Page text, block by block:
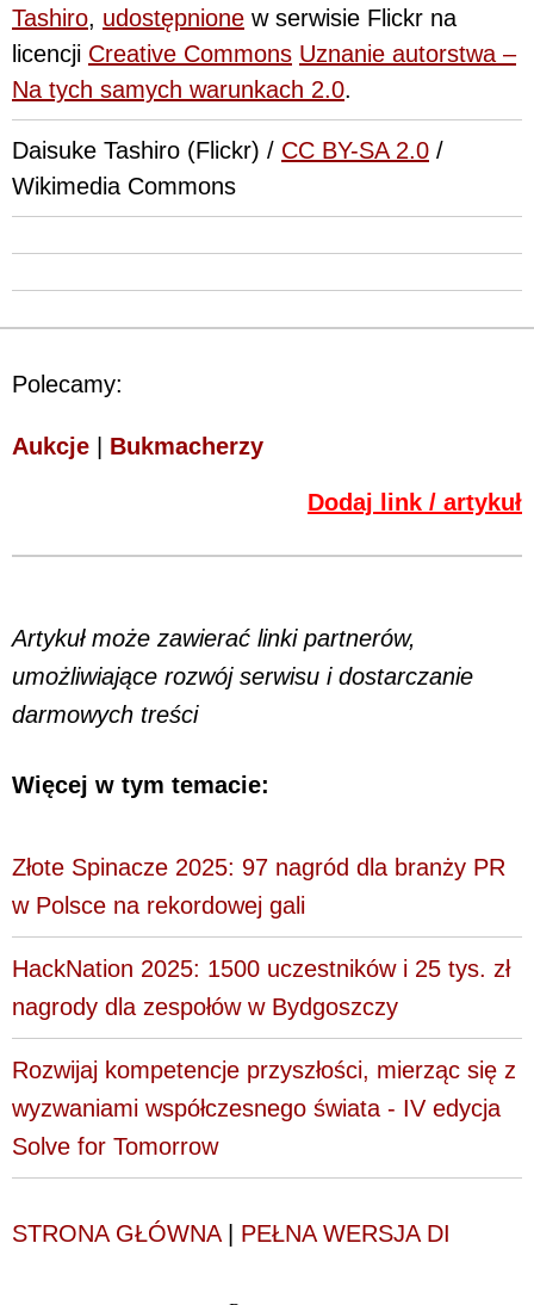
Tashiro, udostępnione w serwisie Flickr na
licencji Creative Commons Uznanie autorstwa –
Na tych samych warunkach 2.0.
Daisuke Tashiro (Flickr) / CC BY-SA 2.0 /
Wikimedia Commons
Polecamy:
Aukcje Bukmacherzy
Dodaj link / artykuł
Artykuł może zawierać linki partnerów,
umożliwiające rozwój serwisu i dostarczanie
darmowych treści
Więcej w tym temacie:
Złote Spinacze 2025: 97 nagród dla branży PR
w Polsce na rekordowej gali
HackNation 2025: 1500 uczestników i 25 tys. zł
nagrody dla zespołów w Bydgoszczy
Rozwijaj kompetencje przyszłości, mierząc się z
wyzwaniami współczesnego świata - IV edycja
Solve for Tomorrow
STRONA GŁÓWNA| PEŁNA WERSJA DI